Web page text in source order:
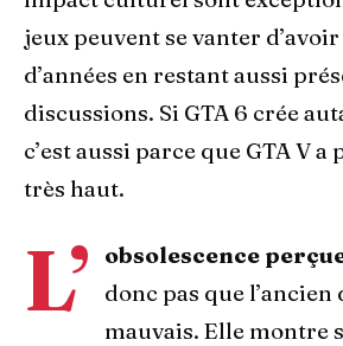
jeux peuvent se vanter
d’années en restant aussi
discussions. Si GTA 6 crée
c’est aussi parce que GTA V a
très haut.
L’ obsolescence
donc pas que l’ancien
mauvais. Elle montre